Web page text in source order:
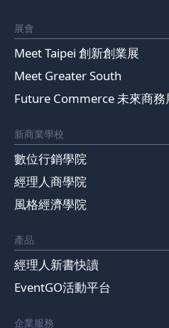
展會
Meet Taipei 創新創業展
Meet Greater South
Future Commerce 未來商務
新商業學校
數位行銷學院
經理人商學院
風格經濟學院
產品
經理人新書快讀
EventGO活動平台
企業服務